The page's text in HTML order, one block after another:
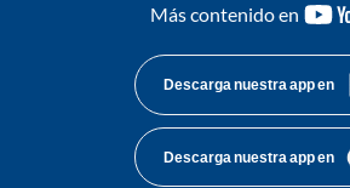
Más contenido en
Descarga nuestra app en
Descarga nuestra app en